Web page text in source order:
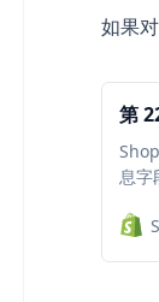
如果
第
息字
过合